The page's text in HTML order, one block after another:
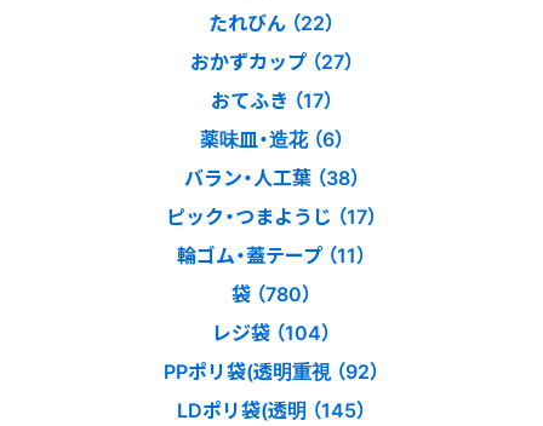
たれびん （22）
おかずカップ （27）
おてふき （17）
薬味皿・造花 （6）
バラン・人工葉 （38）
ピック・つまようじ （17）
輪ゴム・蓋テープ （11）
袋 （780）
レジ袋 （104）
PPポリ袋(透明重視 （92）
LDポリ袋(透明 （145）